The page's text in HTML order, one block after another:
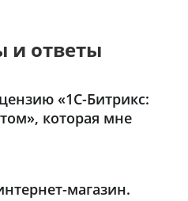
и ответы
«1С-Битрикс:
которая мне
Управление сайтом»
магазин.